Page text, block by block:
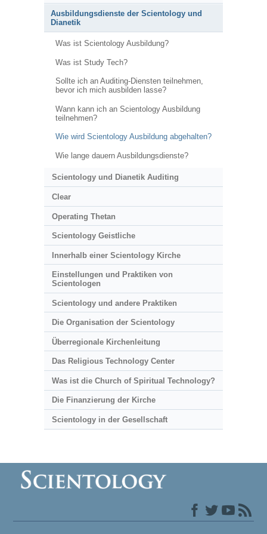
Ausbildungsdienste der Scientology und
Dianetik
Was ist Scientology Ausbildung?
Was ist Study Tech?
Sollte ich an Auditing-Diensten teilnehmen,
bevor ich mich ausbilden lasse?
Wann kann ich an Scientology Ausbildung
teilnehmen?
Wie wird Scientology Ausbildung abgehalten?
Wie lange dauern Ausbildungsdienste?
Scientology und Dianetik Auditing
Clear
Operating Thetan
Scientology Geistliche
Innerhalb einer Scientology Kirche
Einstellungen und Praktiken von
Scientologen
Scientology und andere Praktiken
Die Organisation der Scientology
Überregionale Kirchenleitung
Das Religious Technology Center
Was ist die Church of Spiritual Technology?
Die Finanzierung der Kirche
Scientology in der Gesellschaft